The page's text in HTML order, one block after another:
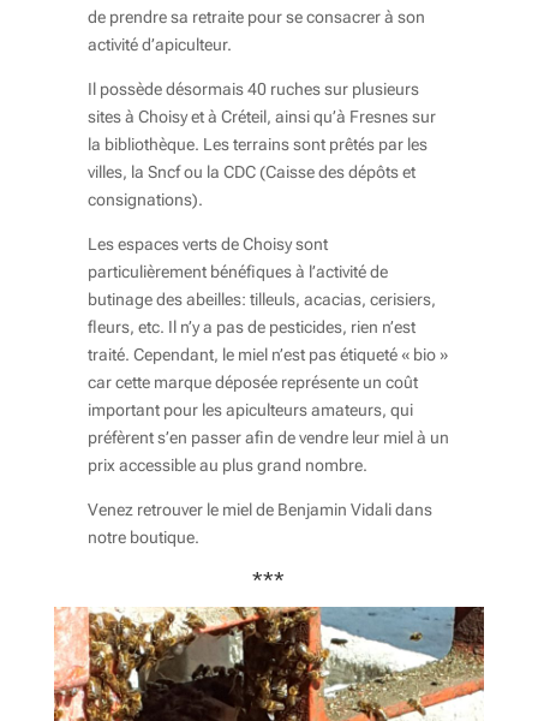
de prendre sa retraite pour se consacrer à son
activité d’apiculteur.
Il possède désormais 40 ruches sur plusieurs
sites à Choisy et à Créteil, ainsi qu’à Fresnes sur
la bibliothèque. Les terrains sont prêtés par les
villes, la Sncf ou la CDC (Caisse des dépôts et
consignations).
Les espaces verts de Choisy sont
particulièrement bénéfiques à l’activité de
butinage des abeilles: tilleuls, acacias, cerisiers,
fleurs, etc. Il n’y a pas de pesticides, rien n’est
traité. Cependant, le miel n’est pas étiqueté « bio »
car cette marque déposée représente un coût
important pour les apiculteurs amateurs, qui
préfèrent s’en passer afin de vendre leur miel à un
prix accessible au plus grand nombre.
Venez retrouver le miel de Benjamin Vidali dans
notre boutique.
***